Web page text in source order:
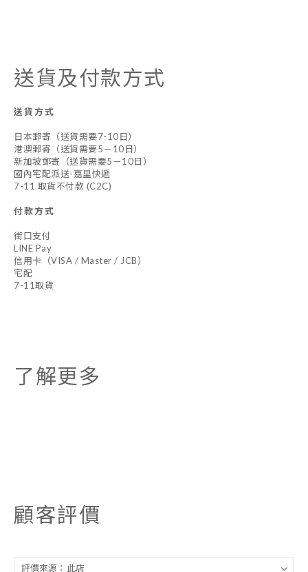
送貨及付款方式
送貨方式
日本郵寄（送貨需要7-10日）
港澳郵寄（送貨需要5－10日）
新加坡郵寄（送貨需要5－10日）
國內宅配派送-嘉里快遞
7-11 取貨不付款 (C2C)
付款方式
街口支付
LINE Pay
信用卡（VISA / Master / JCB）
宅配
7-11取貨
了解更多
顧客評價